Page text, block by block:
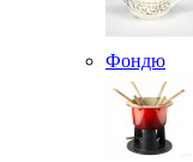
Фондю